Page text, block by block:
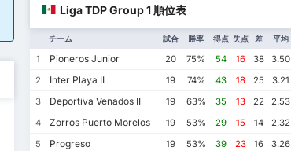
Liga TDP Group 1 順位表
チーム 試合 勝率 得点 失点 差 平均
1 Pioneros Junior 20 75% 54 16 38
3.50
2
Inter Playa II 19 74% 43 18 25
3.21
3
Deportiva Venados II 19 63% 35 13 22
2.53
4
Zorros Puerto Morelos 19 53% 29 15 14
2.32
5
Progreso 19 53% 39 23 16
3.26